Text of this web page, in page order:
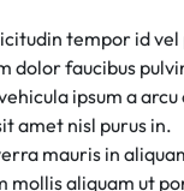
tempor id
dolor faucibus
ipsum a arcu
amet nisl purus in.
mauris in
mollis aliquam ut